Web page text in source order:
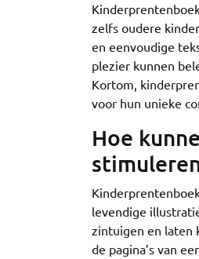
zelfs oudere
en eenvoudige
plezier kunnen
Kortom,
voor hun unieke
Hoe
levendige
zintuigen en laten
de pagina’s van